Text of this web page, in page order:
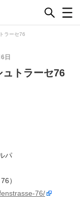
ラーセ76
日
ュトラーセ76
パ
）
76/